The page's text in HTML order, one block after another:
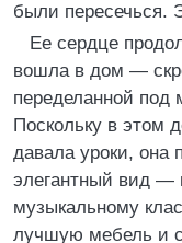
были пересечься.
Ее сердце
вошла в дом —
переделанной под
Поскольку в этом
давала уроки, она
элегантный вид —
музыкальному
лучшую мебель и